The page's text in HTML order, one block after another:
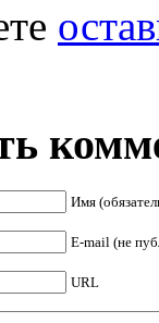
Имя
E-mail (не
URL